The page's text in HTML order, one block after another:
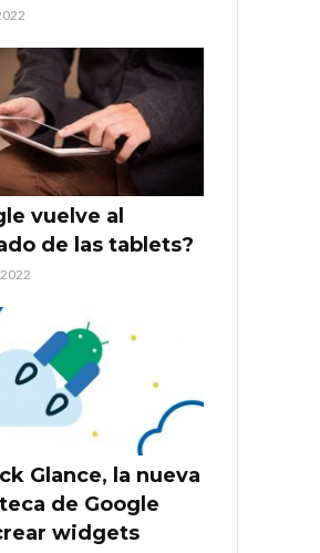
vuelve al
de las tablets?
Glance, la nueva
de Google
widgets